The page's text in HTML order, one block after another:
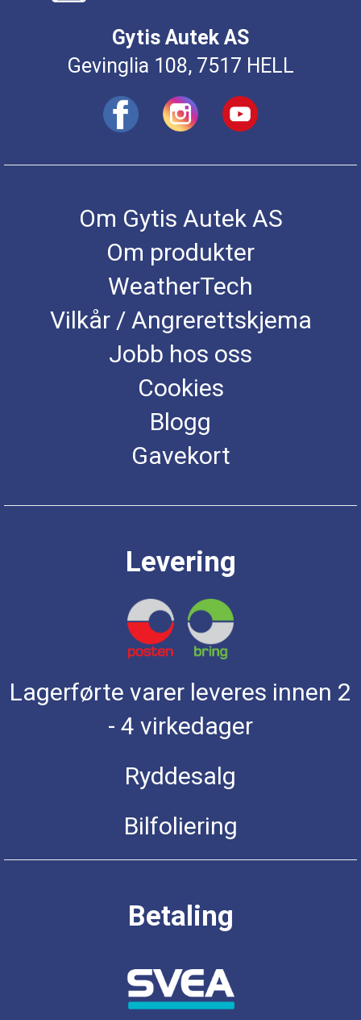
Gytis Autek AS
Gevinglia 108, 7517 HELL
Om Gytis Autek AS
Om produkter
WeatherTech
Vilkår / Angrerettskjema
Jobb hos oss
Cookies
Blogg
Gavekort
Levering
Lagerførte varer leveres innen 2
- 4 virkedager
Ryddesalg
Bilfoliering
Betaling